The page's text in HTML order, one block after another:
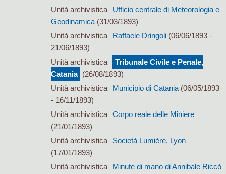
Unità archivistica
Ufficio centrale di Meteorologia e
Geodinamica(31/03/1893)
Unità archivistica
Raffaele Dringoli(06/06/1893 -
21/06/1893)
Unità archivistica
Tribunale Civile e Penale,
Catania (26/08/1893)
Unità archivistica
Municipio di Catania(06/05/1893
- 16/11/1893)
Unità archivistica Corpo reale delle Miniere
(21/01/1893)
Unità archivistica
Società Lumière, Lyon
(17/01/1893)
Unità archivistica
Minute di mano di Annibale Riccò